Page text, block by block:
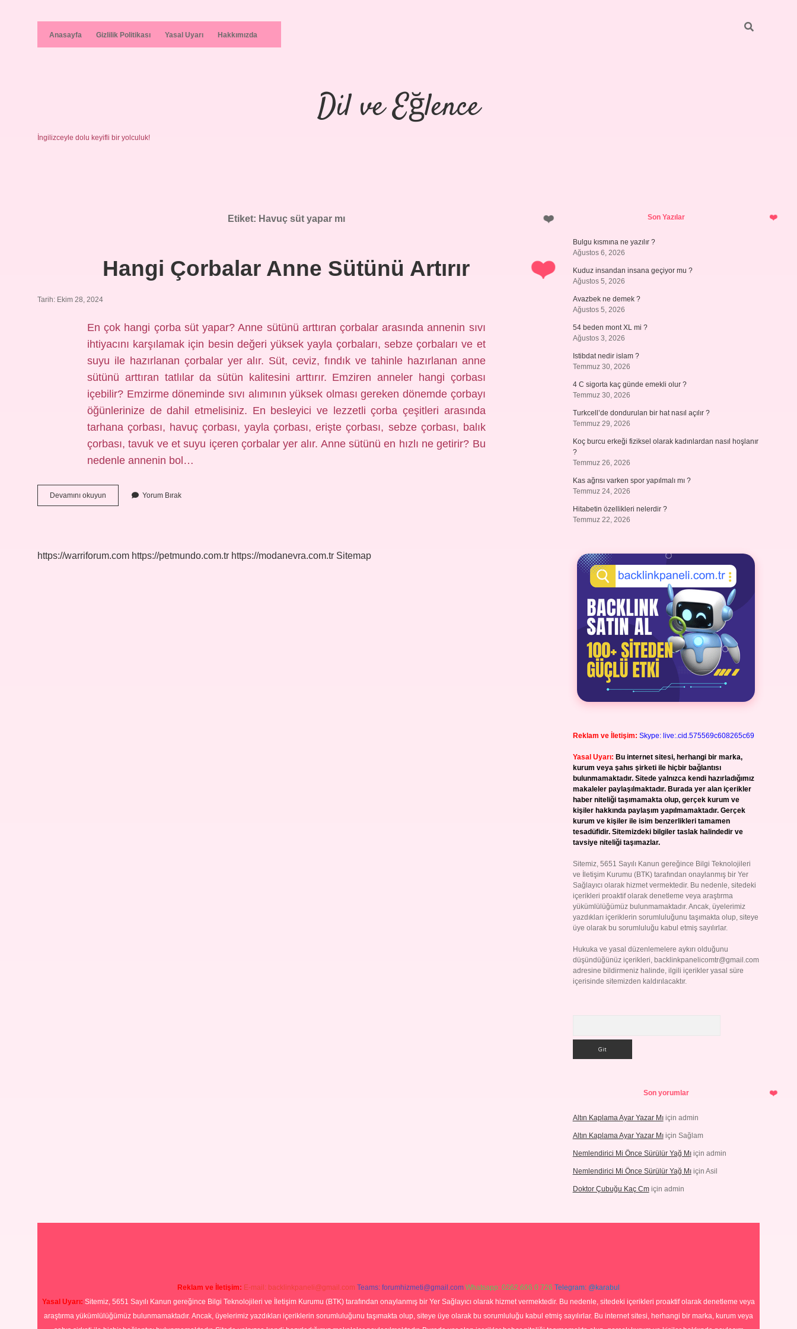
Anasayfa Gizlilik Politikası Yasal Uyarı Hakkımızda
Dil ve Eğlence
İngilizceyle dolu keyifli bir yolculuk!
Etiket: Havuç süt yapar mı
Hangi Çorbalar Anne Sütünü Artırır
Tarih: Ekim 28, 2024
En çok hangi çorba süt yapar? Anne sütünü arttıran çorbalar arasında annenin sıvı
ihtiyacını karşılamak için besin değeri yüksek yayla çorbaları, sebze çorbaları ve et
suyu ile hazırlanan çorbalar yer alır. Süt, ceviz, fındık ve tahinle hazırlanan anne
sütünü arttıran tatlılar da sütün kalitesini arttırır. Emziren anneler hangi çorbası
içebilir? Emzirme döneminde sıvı alımının yüksek olması gereken dönemde çorbayı
öğünlerinize de dahil etmelisiniz. En besleyici ve lezzetli çorba çeşitleri arasında
tarhana çorbası, havuç çorbası, yayla çorbası, erişte çorbası, sebze çorbası, balık
çorbası, tavuk ve et suyu içeren çorbalar yer alır. Anne sütünü en hızlı ne getirir? Bu
nedenle annenin bol…
Devamını okuyun
Çorbalar
Yorum Bırak
https://warriforum.com https://petmundo.com.tr https://modanevra.com.tr Sitemap
SidebarSon Yazılar
Bulgu kısmına ne yazılır ?
Ağustos 6, 2026
Kuduz insandan insana geçiyor mu ?
Ağustos 5, 2026
Avazbek ne demek ?
Ağustos 5, 2026
54 beden mont XL mi ?
Ağustos 3, 2026
Istibdat nedir islam ?
Temmuz 30, 2026
4 C sigorta kaç günde emekli olur ?
Temmuz 30, 2026
Turkcell’de dondurulan bir hat nasıl açılır ?
Temmuz 29, 2026
Koç burcu erkeği fiziksel olarak kadınlardan nasıl hoşlanır
?
Temmuz 26, 2026
Kas ağrısı varken spor yapılmalı mı ?
Temmuz 24, 2026
Hitabetin özellikleri nelerdir ?
Temmuz 22, 2026
Reklam ve İletişim: Skype: live:.cid.575569c608265c69
Yasal Uyarı: Bu internet sitesi, herhangi bir marka,
kurum veya şahıs şirketi ile hiçbir bağlantısı
bulunmamaktadır. Sitede yalnızca kendi hazırladığımız
makaleler paylaşılmaktadır. Burada yer alan içerikler
haber niteliği taşımamakta olup, gerçek kurum ve
kişiler hakkında paylaşım yapılmamaktadır. Gerçek
kurum ve kişiler ile isim benzerlikleri tamamen
tesadüfidir. Sitemizdeki bilgiler taslak halindedir ve
tavsiye niteliği taşımazlar.
Sitemiz, 5651 Sayılı Kanun gereğince Bilgi Teknolojileri
ve İletişim Kurumu (BTK) tarafından onaylanmış bir Yer
Sağlayıcı olarak hizmet vermektedir. Bu nedenle, sitedeki
içerikleri proaktif olarak denetleme veya araştırma
yükümlülüğümüz bulunmamaktadır. Ancak, üyelerimiz
yazdıkları içeriklerin sorumluluğunu taşımakta olup, siteye
üye olarak bu sorumluluğu kabul etmiş sayılırlar.
Hukuka ve yasal düzenlemelere aykırı olduğunu
düşündüğünüz içerikleri, backlinkpanelicomtr@gmail.com
adresine bildirmeniz halinde, ilgili içerikler yasal süre
içerisinde sitemizden kaldırılacaktır.
Son yorumlar
Altın Kaplama Ayar Yazar Mıiçin admin
Altın Kaplama Ayar Yazar Mıiçin Sağlam
Nemlendirici Mi Önce Sürülür Yağ Mıiçin admin
Nemlendirici Mi Önce Sürülür Yağ Mıiçin Asil
Doktor Çubuğu Kaç Cmiçin admin
Reklam ve İletişim: E-mail: backlinkpaneli@gmail.com Teams: forumhizmeti@gmail.com Whatsapp: 0262 606 0 726 Telegram: @karabul
Yasal Uyarı: Sitemiz, 5651 Sayılı Kanun gereğince Bilgi Teknolojileri ve İletişim Kurumu (BTK) tarafından onaylanmış bir Yer Sağlayıcı olarak hizmet vermektedir. Bu nedenle, sitedeki içerikleri proaktif olarak denetleme veya
araştırma yükümlülüğümüz bulunmamaktadır. Ancak, üyelerimiz yazdıkları içeriklerin sorumluluğunu taşımakta olup, siteye üye olarak bu sorumluluğu kabul etmiş sayılırlar. Bu internet sitesi, herhangi bir marka, kurum veya